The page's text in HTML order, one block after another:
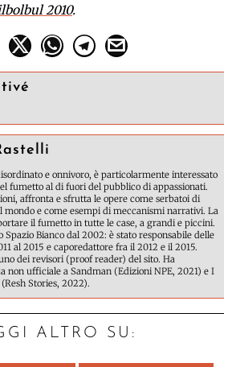
2010.
e onnivoro, è particolarmente interessato
fumetto al di fuori del pubblico di appassionati.
affronta e sfrutta le opere come serbatoi di
mondo e come esempi di meccanismi narrativi. La
il fumetto in tutte le case, a grandi e piccini.
Spazio Bianco dal 2002: è stato responsabile delle
al 2015 e caporedattore fra il 2012 e il 2015.
dei revisori (proof reader) del sito. Ha
non ufficiale a Sandman (Edizioni NPE, 2021) e I
Stories, 2022).
ALTRO SU: